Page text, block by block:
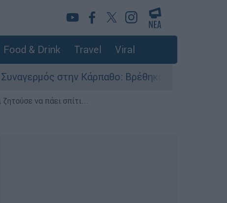
Food & Drink Travel Viral
Κάρπαθο: Βρέθηκαν παλιά πυρομαχικά στο
να πάει σπίτι...